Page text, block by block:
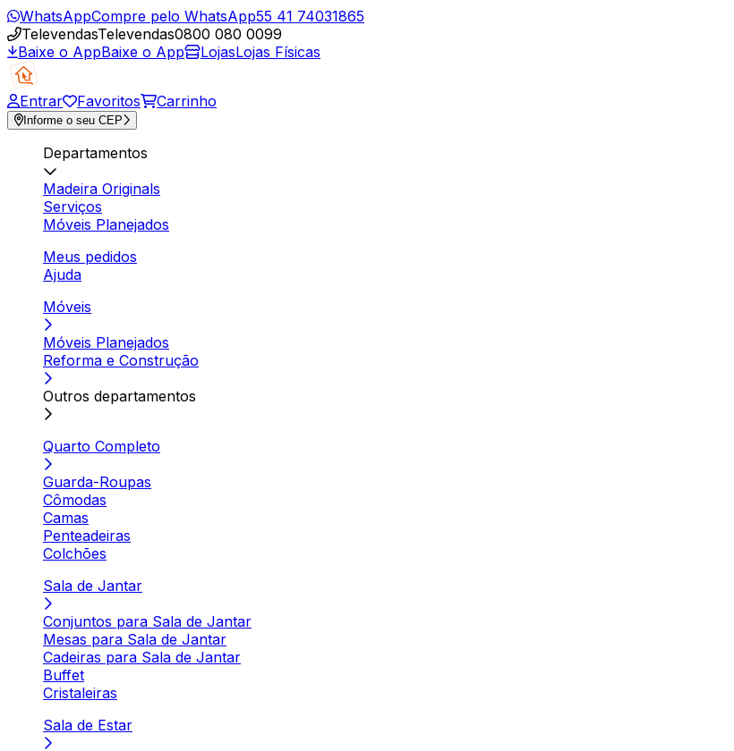
WhatsAppCompre pelo WhatsApp55 41 74031865
TelevendasTelevendas0800 080 0099
Baixe o AppBaixe o App LojasLojas Físicas
Entrar Favoritos Carrinho
Informe o seu CEP
Departamentos
Madeira Originals
Serviços
Móveis Planejados
Meus pedidos
Ajuda
Móveis
Móveis Planejados
Reforma e Construção
Outros departamentos
Quarto Completo
Guarda-Roupas
Cômodas
Camas
Penteadeiras
Colchões
Sala de Jantar
Conjuntos para Sala de Jantar
Mesas para Sala de Jantar
Cadeiras para Sala de Jantar
Buffet
Cristaleiras
Sala de Estar